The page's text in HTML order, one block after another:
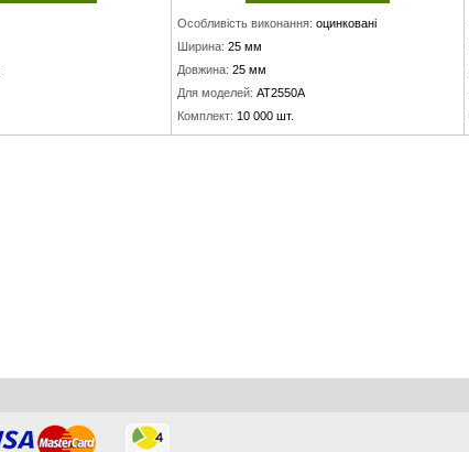
Особливість виконання: оцинковані
Ширина: 25 мм
Довжина: 25 мм
Для моделей: AT2550A
Комплект: 10 000 шт.